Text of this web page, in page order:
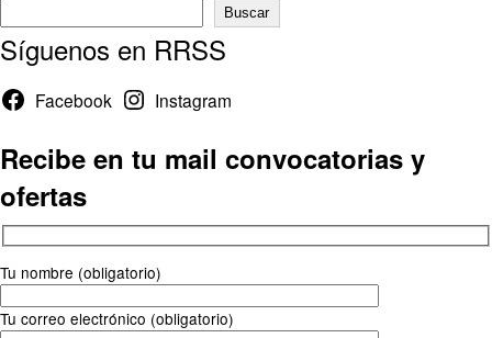
Buscar
Síguenos en RRSS
Facebook Instagram
Recibe en tu mail convocatorias y
ofertas
Tu nombre (obligatorio)
Tu correo electrónico (obligatorio)